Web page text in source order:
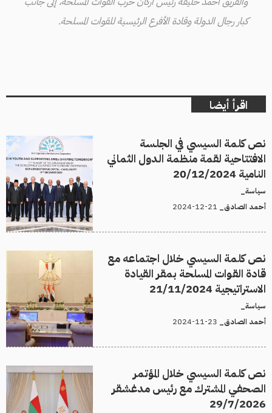
كبار رجال الدولة وقادة الأفرع الرئيسية للقوات المسلحة.
اقرأ أيضا
نص كلمة السيسي في الجلسة
الافتتاحية لقمة منظمة الدول الثماني
النامية 20/12/2024
سياسة_
أحمد الصادق_
نص كلمة السيسي خلال اجتماعه مع
قادة القوات المسلحة بمقر القيادة
الاستراتيجية 21/11/2024
سياسة_
أحمد الصادق_
نص كلمة السيسي خلال المؤتمر
الصحفي المشترك مع رئيس مدغشقر
29/7/2026